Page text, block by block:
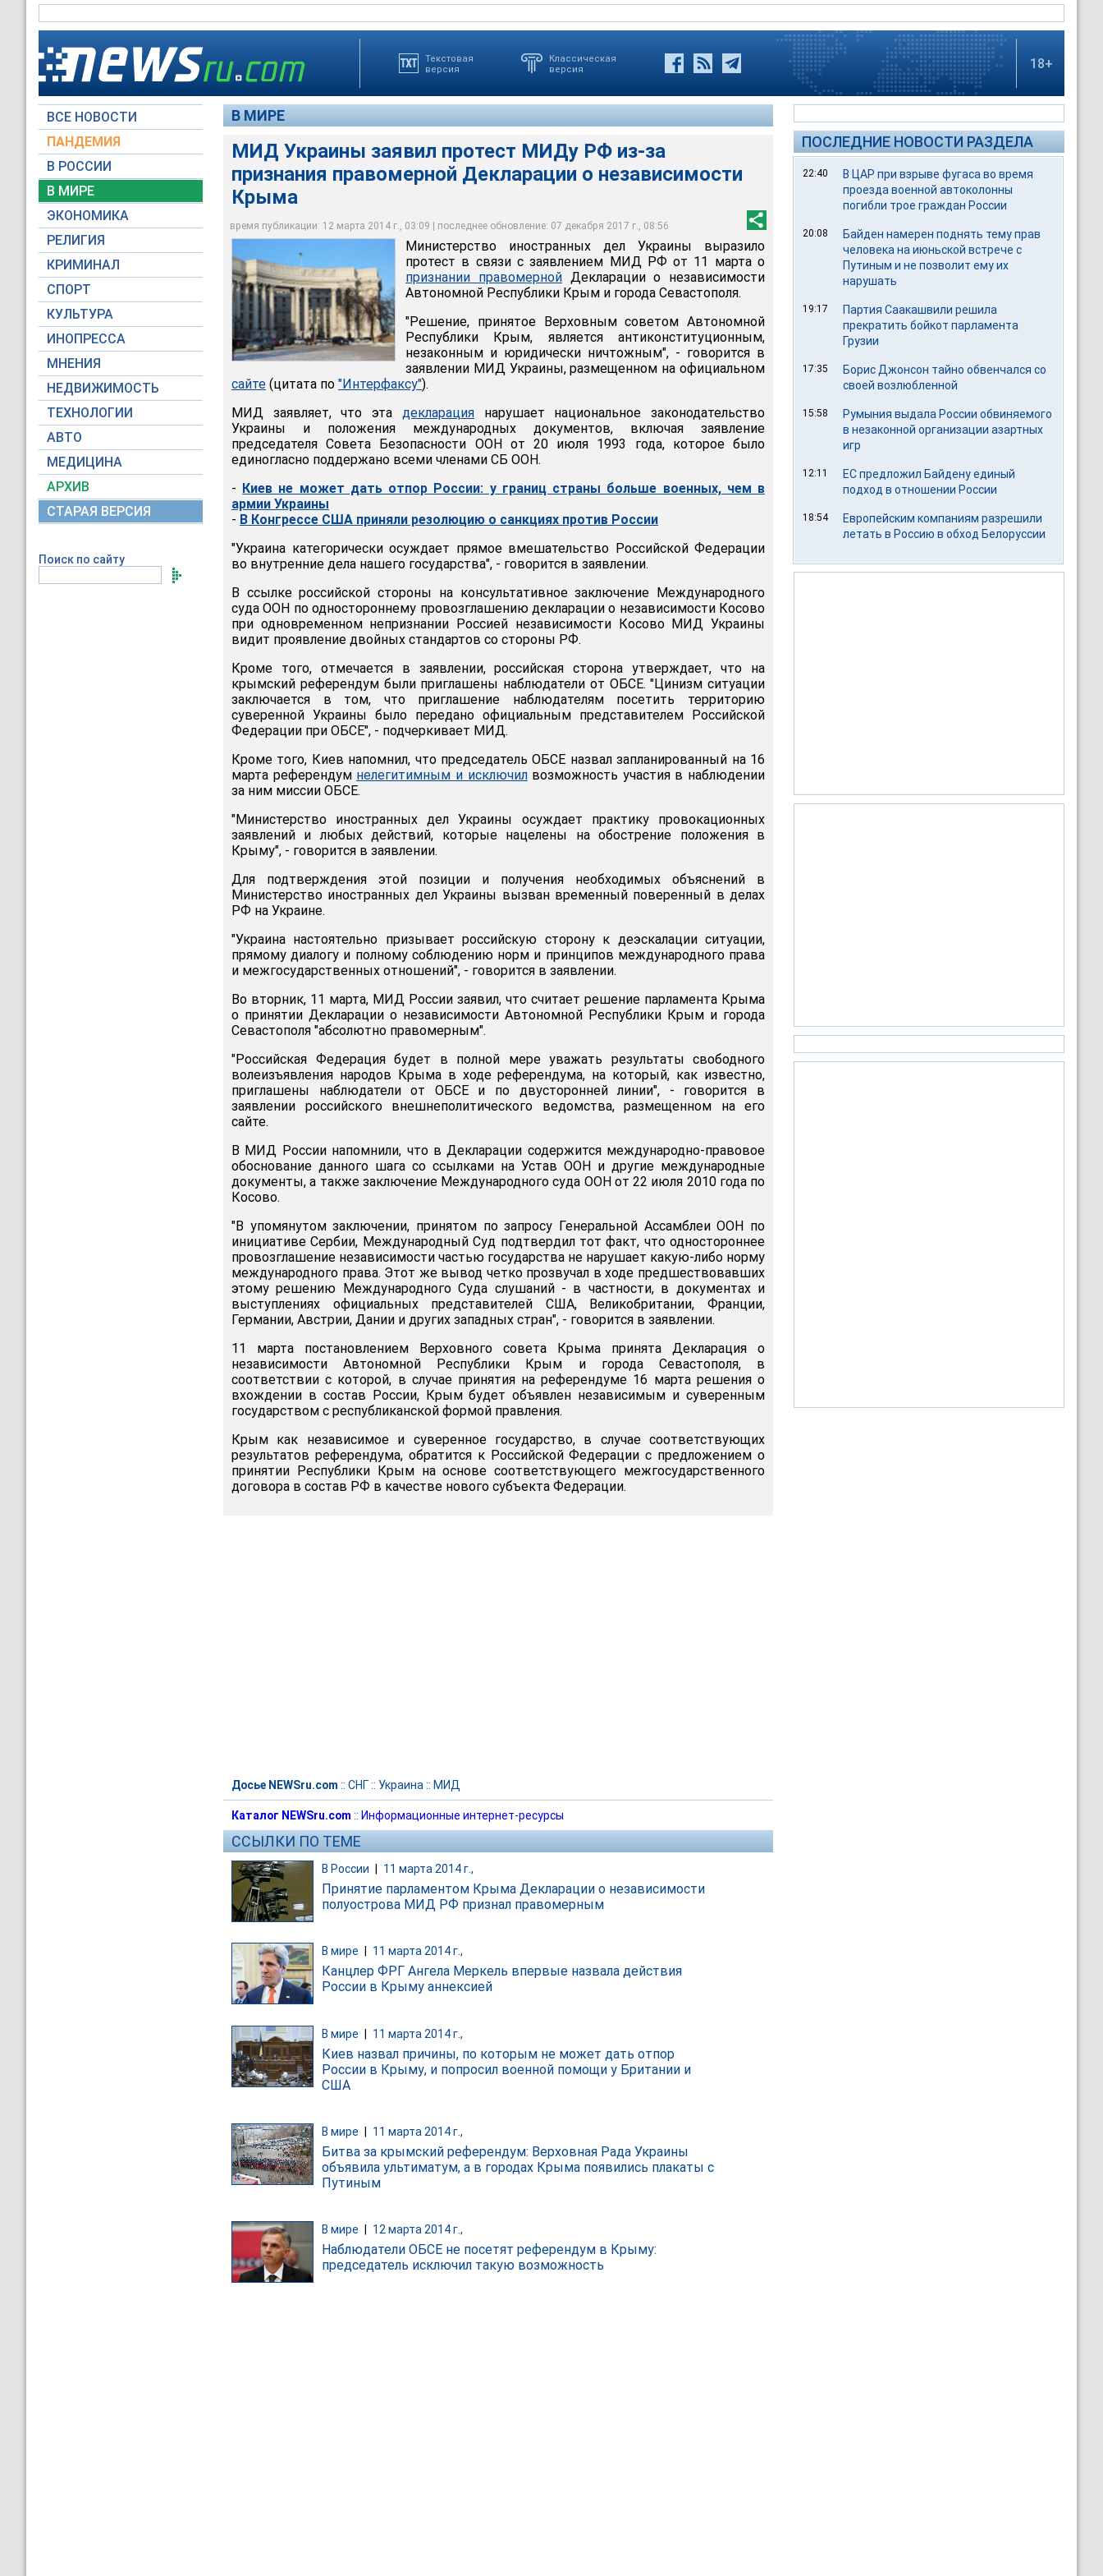
Текстовая
версия
Классическая
версия
18+
ВСЕ НОВОСТИ
ПАНДЕМИЯ
В РОССИИ
В МИРЕ
ЭКОНОМИКА
РЕЛИГИЯ
КРИМИНАЛ
СПОРТ
КУЛЬТУРА
ИНОПРЕССА
МНЕНИЯ
НЕДВИЖИМОСТЬ
ТЕХНОЛОГИИ
АВТО
МЕДИЦИНА
АРХИВ
СТАРАЯ ВЕРСИЯ
Поиск по сайту
В МИРЕ
МИД Украины заявил протест МИДу РФ из-за
признания правомерной Декларации о независимости
Крыма
время публикации: 12 марта 2014 г., 03:09 | последнее обновление: 07 декабря 2017 г., 08:56
Министерство иностранных дел Украины выразило протест в связи с заявлением
МИД РФ от 11 марта о признании правомерной Декларации о независимости
Автономной Республики Крым и города Севастополя
Global Look Press
Министерство иностранных дел Украины выразило
протест в связи с заявлением МИД РФ от 11 марта о
признании правомернойДекларации о независимости
Автономной Республики Крым и города Севастополя.
"Решение, принятое Верховным советом Автономной
Республики Крым, является антиконституционным,
незаконным и юридически ничтожным", - говорится в
заявлении МИД Украины, размещенном на официальном
сайте (цитата по "Интерфаксу").
МИД заявляет, что эта декларациянарушает национальное законодательство
Украины и положения международных документов, включая заявление
председателя Совета Безопасности ООН от 20 июля 1993 года, которое было
единогласно поддержано всеми членами СБ ООН.
- Киев не может дать отпор России: у границ страны больше военных, чем в
армии Украины
- В Конгрессе США приняли резолюцию о санкциях против России
"Украина категорически осуждает прямое вмешательство Российской Федерации
во внутренние дела нашего государства", - говорится в заявлении.
В ссылке российской стороны на консультативное заключение Международного
суда ООН по одностороннему провозглашению декларации о независимости Косово
при одновременном непризнании Россией независимости Косово МИД Украины
видит проявление двойных стандартов со стороны РФ.
Кроме того, отмечается в заявлении, российская сторона утверждает, что на
крымский референдум были приглашены наблюдатели от ОБСЕ. "Цинизм ситуации
заключается в том, что приглашение наблюдателям посетить территорию
суверенной Украины было передано официальным представителем Российской
Федерации при ОБСЕ", - подчеркивает МИД.
Кроме того, Киев напомнил, что председатель ОБСЕ назвал запланированный на 16
марта референдум нелегитимным и исключилвозможность участия в наблюдении
за ним миссии ОБСЕ.
"Министерство иностранных дел Украины осуждает практику провокационных
заявлений и любых действий, которые нацелены на обострение положения в
Крыму", - говорится в заявлении.
Для подтверждения этой позиции и получения необходимых объяснений в
Министерство иностранных дел Украины вызван временный поверенный в делах
РФ на Украине.
"Украина настоятельно призывает российскую сторону к деэскалации ситуации,
прямому диалогу и полному соблюдению норм и принципов международного права
и межгосударственных отношений", - говорится в заявлении.
Во вторник, 11 марта, МИД России заявил, что считает решение парламента Крыма
о принятии Декларации о независимости Автономной Республики Крым и города
Севастополя "абсолютно правомерным".
"Российская Федерация будет в полной мере уважать результаты свободного
волеизъявления народов Крыма в ходе референдума, на который, как известно,
приглашены наблюдатели от ОБСЕ и по двусторонней линии", - говорится в
заявлении российского внешнеполитического ведомства, размещенном на его
сайте.
В МИД России напомнили, что в Декларации содержится международно-правовое
обоснование данного шага со ссылками на Устав ООН и другие международные
документы, а также заключение Международного суда ООН от 22 июля 2010 года по
Косово.
"В упомянутом заключении, принятом по запросу Генеральной Ассамблеи ООН по
инициативе Сербии, Международный Суд подтвердил тот факт, что одностороннее
провозглашение независимости частью государства не нарушает какую-либо норму
международного права. Этот же вывод четко прозвучал в ходе предшествовавших
этому решению Международного Суда слушаний - в частности, в документах и
выступлениях официальных представителей США, Великобритании, Франции,
Германии, Австрии, Дании и других западных стран", - говорится в заявлении.
11 марта постановлением Верховного совета Крыма принята Декларация о
независимости Автономной Республики Крым и города Севастополя, в
соответствии с которой, в случае принятия на референдуме 16 марта решения о
вхождении в состав России, Крым будет объявлен независимым и суверенным
государством с республиканской формой правления.
Крым как независимое и суверенное государство, в случае соответствующих
результатов референдума, обратится к Российской Федерации с предложением о
принятии Республики Крым на основе соответствующего межгосударственного
договора в состав РФ в качестве нового субъекта Федерации.
Досье NEWSru.com :: СНГ:: Украина :: МИД
Каталог NEWSru.com :: Информационные интернет-ресурсы
ССЫЛКИ ПО ТЕМЕ
В России 11 марта 2014 г.,
Принятие парламентом Крыма Декларации о независимости
полуострова МИД РФ признал правомерным
В мире 11 марта 2014 г.,
Канцлер ФРГ Ангела Меркель впервые назвала действия
России в Крыму аннексией
В мире | 11 марта 2014 г.,
Киев назвал причины, по которым не может дать отпор
России в Крыму, и попросил военной помощи у Британии и
США
В мире 11 марта 2014 г.,
Битва за крымский референдум: Верховная Рада Украины
объявила ультиматум, а в городах Крыма появились плакаты с
Путиным
В мире 12 марта 2014 г.,
Наблюдатели ОБСЕ не посетят референдум в Крыму:
председатель исключил такую возможность
ПОСЛЕДНИЕ НОВОСТИ РАЗДЕЛА
22:40
В ЦАР при взрыве фугаса во время
проезда военной автоколонны
погибли трое граждан России
20:08
Байден намерен поднять тему прав
человека на июньской встрече с
Путиным и не позволит ему их
нарушать
19:17
Партия Саакашвили решила
прекратить бойкот парламента
Грузии
17:35
Борис Джонсон тайно обвенчался со
своей возлюбленной
15:58
Румыния выдала России обвиняемого
в незаконной организации азартных
игр
12:11
ЕС предложил Байдену единый
подход в отношении России
18:54
Европейским компаниям разрешили
летать в Россию в обход Белоруссии